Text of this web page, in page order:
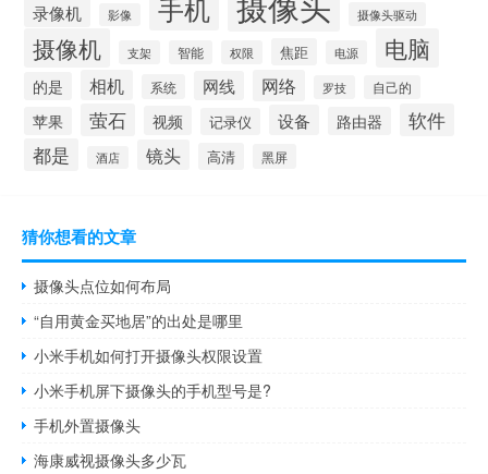
录像机 影像 手机 摄像头驱动
摄像机 支架 智能 权限 焦距 电源 电脑
的是 相机 系统 网线 网络 罗技 自己的
苹果 萤石 视频 记录仪 设备 路由器
软件
都是
酒店 镜头 高清 黑屏
猜你想看的文章
摄像头点位如何布局
“自用黄金买地居”的出处是哪里
小米手机如何打开摄像头权限设置
小米手机屏下摄像头的手机型号是?
手机外置摄像头
海康威视摄像头多少瓦